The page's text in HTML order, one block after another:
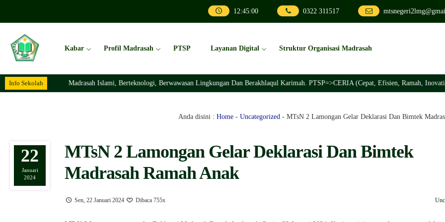
12:45:02 0322 311517
Kabar Profil Madrasah PTSP Layanan Digital Struktur Organisasi Madrasah
Info SekolahMadrasah Islami, Berteknologi, Berwawasan Lingkungan Dan Berakhlaqul Karimah. PTSP=>CERIA (Cepat, Efisien, Ramah, Inovatif, Akuntabel)
Anda disini : Home - Uncategorized - MTsN 2 Lamongan Gelar Deklarasi Dan Bimtek
22
Januari
2024
MTsN 2 Lamongan Gelar Deklarasi Dan Bimtek
Madrasah Ramah Anak
Sen, 22 Januari 2024 Dibaca 755x